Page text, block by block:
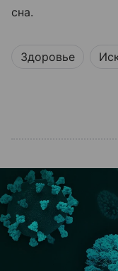
сна.
Здоровье